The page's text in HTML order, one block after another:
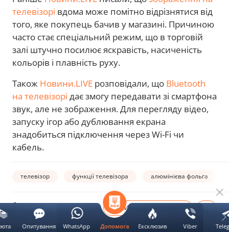
телевізорі вдома може помітно відрізнятися від
того, яке покупець бачив у магазині. Причиною
часто стає спеціальний режим, що в торговій
залі штучно посилює яскравість, насиченість
кольорів і плавність руху.
Також Новини.LIVE розповідали, що Bluetooth
на телевізорі дає змогу передавати зі смартфона
звук, але не зображення. Для перегляду відео,
запуску ігор або дублювання екрана
знадобиться підключення через Wi-Fi чи
кабель.
телевізор функції телевізора алюмінієва фольга
Автор:
Володимир
ОБЕРИ НОВИНИ.LIVE В
Допомога Ексклюзив Viber
Опитування WhatsApp